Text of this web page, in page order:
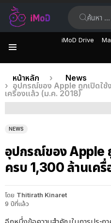
iMoD Drive
เรื่อง
ล่าสุด
คุณอยู่ที่นี่:
หน้าหลัก
News
อุปกรณ์ของ Apple ถูกเปิดใช้
เครื่องแล้ว (ม.ค. 2018)
NEWS
อุปกรณ์ของ Apple
ครบ 1,300 ล้านเค
โดย Thitirath Kinaret
9 ปีที่แล้ว